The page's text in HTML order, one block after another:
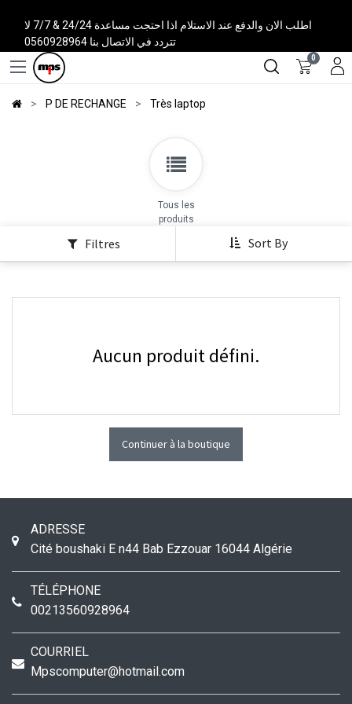
اطلب الان والدفع عند الاستلام اذا احتجت مساعدة 24/24 & 7/7 لا
تتردد في الاتصال بنا 0560928964
0
P DE RECHANGE Très laptop
Tous les
produits
Filtres Sort By
Aucun produit défini.
Continuer à la boutique
ADRESSE
Cité boushaki E n44 Bab Ezzouar 16044 Algérie
TÉLÉPHONE
00213560928964
COURRIEL
Mpscomputer@hotmail.com